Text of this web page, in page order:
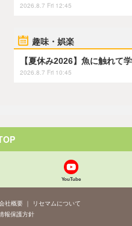
2026.8.7 Fri 12:45
趣味・娯楽
【夏休み2026】魚に触れて
2026.8.7 Fri 10:45
YouTube
社概要
リセマムについて
報保護方針